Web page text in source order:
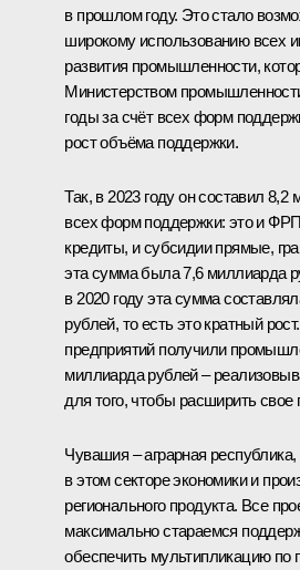
в прошлом году. Это стало
широкому использованию всех
развития промышленности,
Министерством
годы за счёт всех форм
рост объёма поддержки.
Так, в 2023 году он составил 8,2
всех форм поддержки: это и
кредиты, и субсидии прямые,
эта сумма была 7,6 миллиарда
в 2020 году эта сумма
рублей, то есть это кратный
предприятий получили
миллиарда рублей –
для того, чтобы расширить свое
Чувашия – аграрная
в этом секторе экономики и
регионального продукта. Все
максимально стараемся
обеспечить мультипликацию по